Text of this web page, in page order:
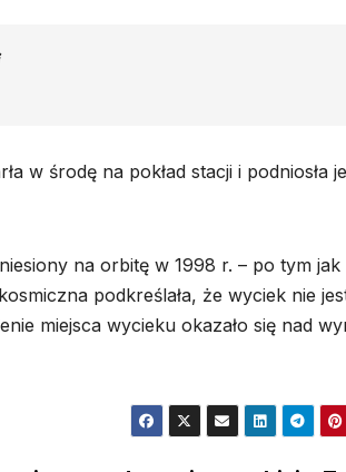
w środę na pokład stacji i podniosła
na orbitę w 1998 r. – po tym jak
podkreślała, że wyciek nie
miejsca wycieku okazało się nad